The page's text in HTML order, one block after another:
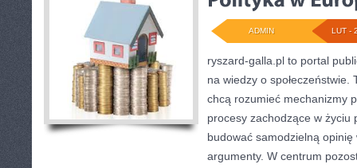
LUT -
ADMIN
ryszard-galla.pl to portal
na wiedzy o
chcą rozumieć mechanizmy
procesy zachodzące w życiu
budować samodzielną
argumenty. W centrum